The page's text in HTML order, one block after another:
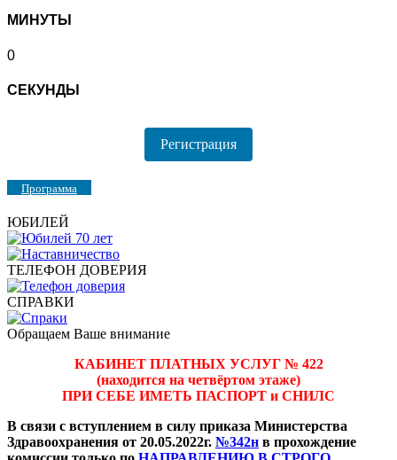
МИНУТЫ
0
СЕКУНДЫ
Регистрация
Программа
ЮБИЛЕЙ
ТЕЛЕФОН ДОВЕРИЯ
СПРАВКИ
Обращаем Ваше внимание
КАБИНЕТ ПЛАТНЫХ УСЛУГ № 422
(находится на четвёртом этаже)
ПРИ СЕБЕ ИМЕТЬ ПАСПОРТ и СНИЛС
В связи с вступлением в силу приказа Министерства
Здравоохранения от 20.05.2022г. №342н в прохождение